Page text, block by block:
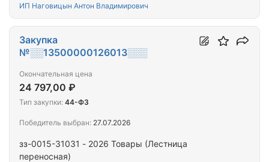
ИП Наговицын Антон Владимирович
зз-0015-31031 - 2026 Товары (Лестница
переносная)
Закупка
№░░13500000126013░░░
Окончательная цена
24 797,00 ₽
Тип закупки: 44-ФЗ
Победитель выбран: 27.07.2026